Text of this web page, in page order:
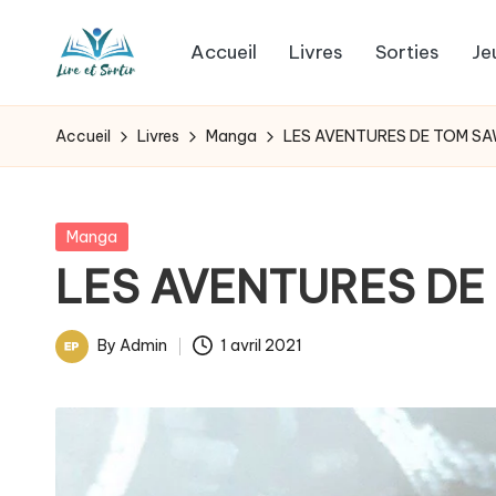
L
i
e
e
t
s
livres
pour
les
goûts,
pour
Accueil Livres Sorties
Accueil Livres Manga LES AVENTURES DE TOM
Posted
Manga
LES AVENTURES
Posted
By Admin 1 avril 2021